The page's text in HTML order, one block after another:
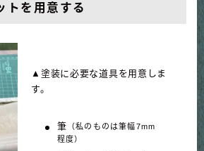
トを用意する
▲塗装に必要な道具を用意しま
す。
筆 （私のものは筆幅7mm
程度）